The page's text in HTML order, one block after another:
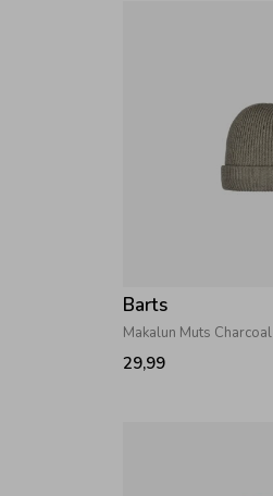
Barts
Makalun Muts Charcoal
29,99